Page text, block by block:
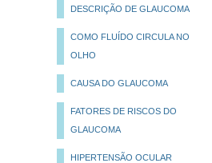
DESCRIÇÃO DE GLAUCOMA
COMO FLUÍDO CIRCULA NO
OLHO
CAUSA DO GLAUCOMA
FATORES DE RISCOS DO
GLAUCOMA
HIPERTENSÃO OCULAR